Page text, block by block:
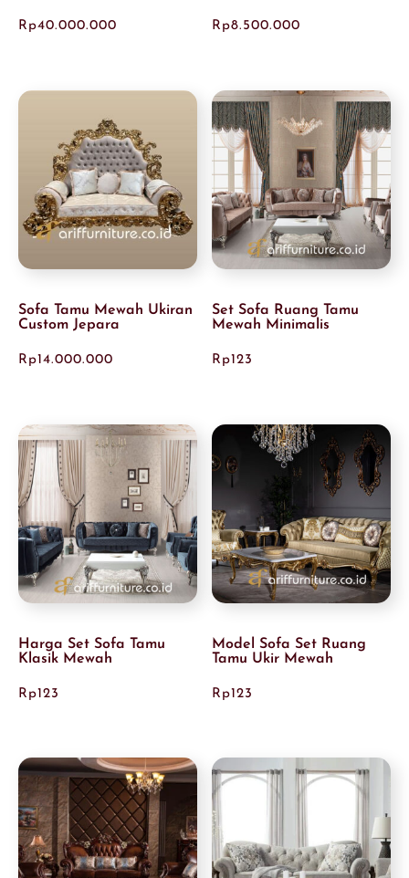
Rp40.000.000 Rp8.500.000
Sofa Tamu Mewah Ukiran
Custom Jepara
Rp14.000.000
Set Sofa Ruang Tamu
Mewah Minimalis
Rp123
Harga Set Sofa Tamu
Klasik Mewah
Rp123
Model Sofa Set Ruang
Tamu Ukir Mewah
Rp123